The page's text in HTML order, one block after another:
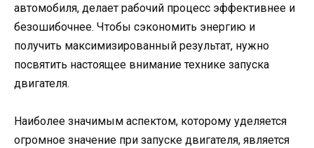
автомобиля, делает рабочий процесс эффективнее и
безошибочнее. Чтобы сэкономить энергию и
получить максимизированный результат, нужно
посвятить настоящее внимание технике запуска
двигателя.
Наиболее значимым аспектом, которому уделяется
огромное значение при запуске двигателя, является